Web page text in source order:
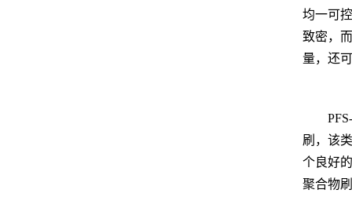
均一可
致密，
量，还
PFS-
刷，该
个良好
聚合物